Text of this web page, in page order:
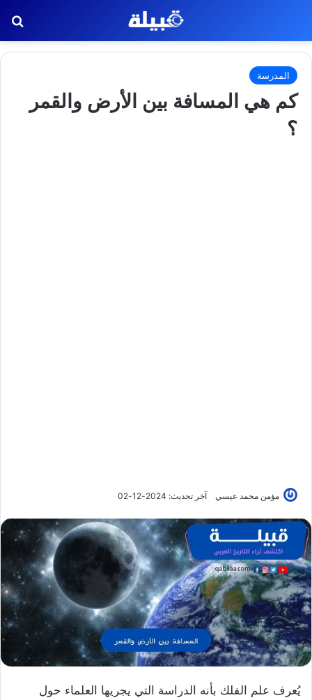
المدرسة
كم هي المسافة بين الأرض والقمر
؟
مؤمن محمد عيسي آخر تحديث: 2024-12-02
يُعرف علم الفلك بأنه الدراسة التي يجريها العلماء حول